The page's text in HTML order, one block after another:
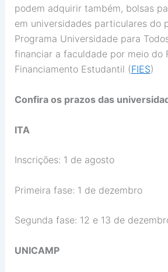
podem adquirir também, bolsas
em universidades particulares do
Programa Universidade para
financiar a faculdade por meio do
Financiamento Estudantil (FIES)
Confira os prazos das
ITA
Inscrições: 1 de agosto
Primeira fase: 1 de dezembro
Segunda fase: 12 e 13 de
UNICAMP